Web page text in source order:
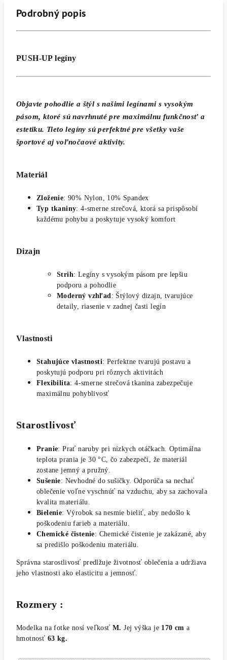
Podrobný popis
PUSH-UP legíny
Objavte pohodlie a štýl s našimi legínami s vysokým
pásom, ktoré sú navrhnuté pre maximálnu funkčnosť a
estetiku. Tieto legíny sú perfektné pre všetky vaše
športové aj voľnočaové aktivity.
Materiál
Zloženie: 90% Nylon, 10% Spandex
Typ tkaniny: 4-smerne strečová, ktorá sa prispôsobí
každému pohybu a poskytuje vysoký komfort
Dizajn
Strih: Legíny s vysokým pásom pre lepšiu
podporu a pohodlie
Moderný vzhľad : Štýlový dizajn, tvarujúce
detaily, riasenie v zadnej časti legín
Vlastnosti
Stahujúce vlastnosti: Perfektne tvarujú postavu a
poskytujú podporu pri rôznych aktivitách
Flexibilita: 4-smerne strečová tkanina zabezpečuje
maximálnu pohyblivosť
Starostlivosť
Pranie: Prať naruby pri nízkych otáčkach. Optimálna
teplota prania je 30 °C, čo zabezpečí, že materiál
zostane jemný a pružný.
Sušenie: Nevhodné do sušičky. Odporúča sa nechať
oblečenie voľne vyschnúť na vzduchu, aby sa zachovala
kvalita materiálu.
Bielenie: Výrobok sa nesmie bieliť, aby nedošlo k
poškodeniu farieb a materiálu.
Chemické čistenie: Chemické čistenie je zakázané, aby
sa predišlo poškodeniu materiálu.
Správna starostlivosť predlžuje životnosť oblečenia a udržiava
jeho vlastnosti ako elasticitu a jemnosť.
Rozmery :
Modelka na fotke nosí veľkosť M.Jej výška je 170 cma
hmotnosť 63 kg.